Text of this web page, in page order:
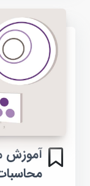
آموزش